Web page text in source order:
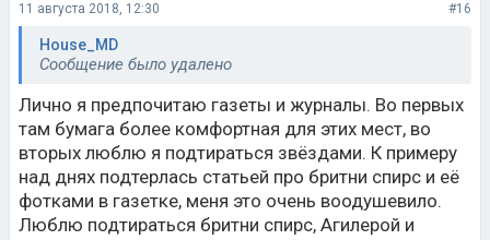
11 августа 2018, 12:30 #16
House_MD
Сообщение было удалено
Лично я предпочитаю газеты и журналы. Во первых
там бумага более комфортная для этих мест, во
вторых люблю я подтираться звёздами. К примеру
над днях подтерлась статьей про бритни спирс и её
фотками в газетке, меня это очень воодушевило.
Люблю подтираться бритни спирс, Агилерой и